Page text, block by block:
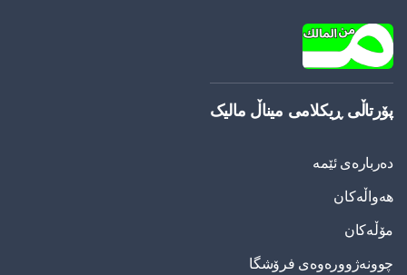
پۆرتاڵی ڕیکلامی میناڵ مالیک
دەربارەی ئێمە
هەواڵەکان
مۆڵەکان
چوونەژوورەوەی فرۆشگا